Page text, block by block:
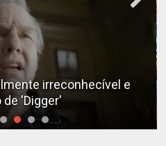
irreconhecível e
'Digger'